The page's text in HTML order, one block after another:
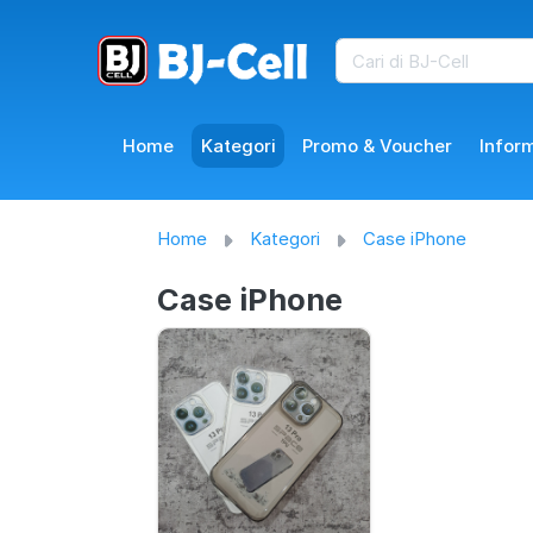
Home Kategori Promo & Voucher
Home Kategori Case iPhone
Case iPhone